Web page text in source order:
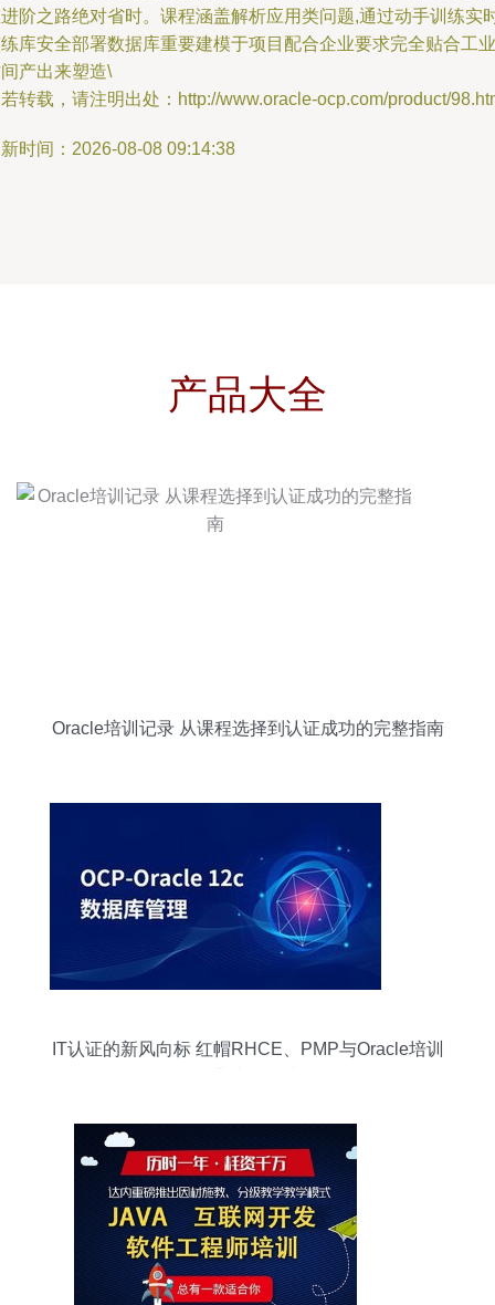
阶之路绝对省时。课程涵盖解析应用类问题,通过动手训练实
库安全部署数据库重要建模于项目配合企业要求完全贴合工业
产出来塑造\
转载，请注明出处：http://www.oracle-ocp.com/product/
时间：2026-08-08 09:14:38
产品大全
Oracle培训记录 从课程选择到认证成功的完整指南
IT认证的新风向标 红帽RHCE、PMP与Oracle培训